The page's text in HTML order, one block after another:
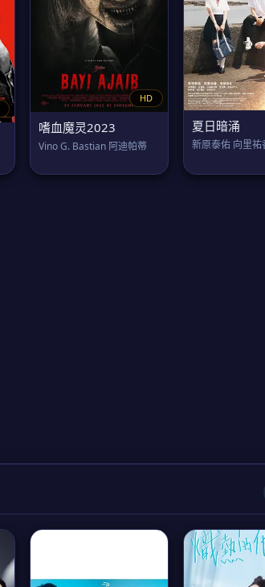
HD
嗜血魔灵2023
Vino G. Bastian 阿迪帕蒂
夏日暗涌
新原泰佑 向里祐